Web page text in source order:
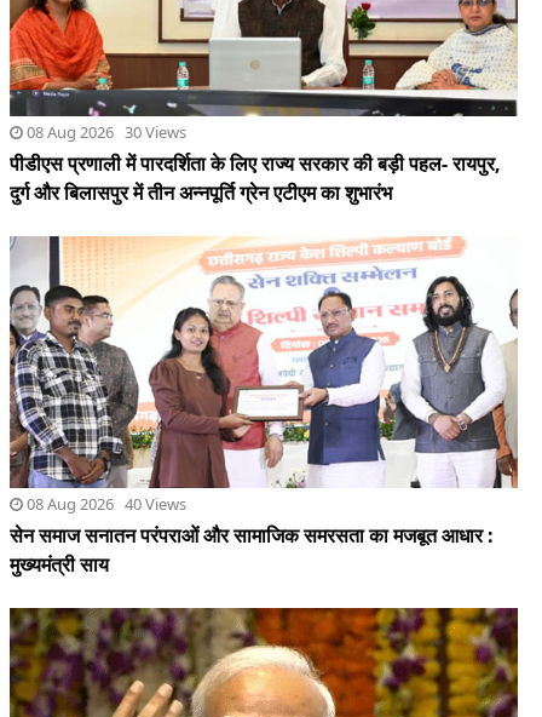
08 Aug 2026 40 Views
सेन समाज सनातन परंपराओं और सामाजिक समरसता का मजबूत आधार :
मुख्यमंत्री साय
08 Aug 2026 18 Views
दिल्ली आईआईटी में मोदी बोले- सिर्फ सवाल मत पूछिए,समाधान भी खोजें